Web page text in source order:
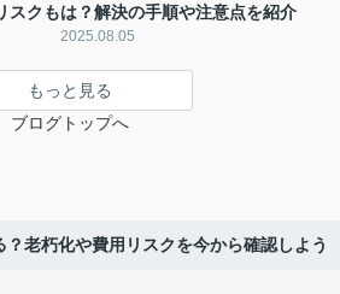
スクもは？解決の手順や注意点を紹介
2025.08.05
もっと見る
ブログトップへ
老朽化や費用リスクを今から確認しよう